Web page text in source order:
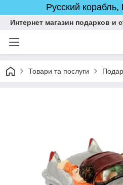
Русский корабль,
Интернет магазин подарков и
Товари та послуги